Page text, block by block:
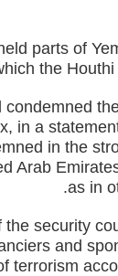
parts of
the
in a
in the
Arab
as in
the security
and
terrorism